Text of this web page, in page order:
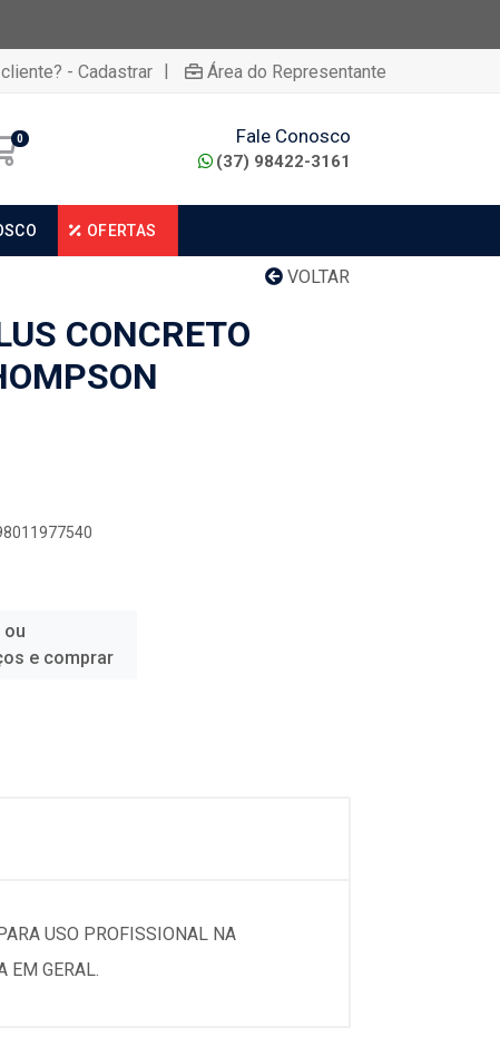
- Cadastrar | Área do Representante
0 Fale Conosco
(37) 98422-3161
OFERTAS
VOLTAR
CONCRETO
ou
e comprar
USO PROFISSIONAL NA
EM GERAL.